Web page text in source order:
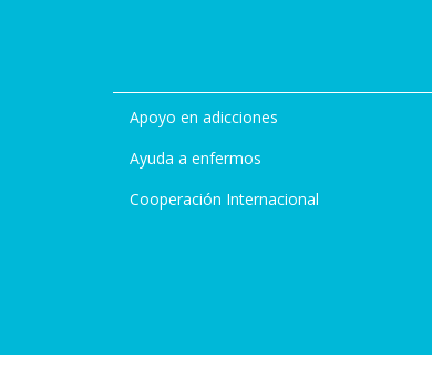
Apoyo en adicciones
Ayuda a enfermos
Cooperación Internacional